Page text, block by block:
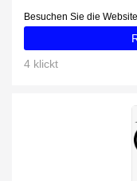
Besuchen Sie die Website
4 klickt